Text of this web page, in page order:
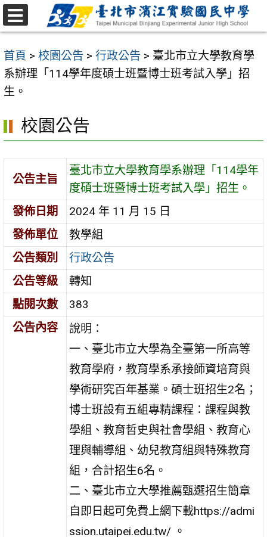
跳
至
要
內
容
首頁 > 校園公告 > 行政公告 > 臺北市立大學教育學
系辦理「114學年度碩士班暨博士班考試入學」招
生。
校園公告
公告主旨
臺北市立大學教育學系辦理「114學年
度碩士班暨博士班考試入學」招生。
發佈日期
2024 年 11 月 15 日
發佈單位
教學組
公告類別
行政公告
公告等級
轉知
點閱次數
383
公告內容
說明：
一、臺北市立大學為全臺第一所高等
教育學府，教育學系承接師資培育與
學術研究百年基業。碩士班招生2名；
博士班設有五組專精課程：課程與教
學組、教育哲史與社會學組、教育心
理與輔導組、幼兒教育組與特殊教育
組，合計招生6名。
二、臺北市立大學推薦甄選招生簡章
自即日起可免費上網下載https://admi
ssion.utaipei.edu.tw/ 。
選
單